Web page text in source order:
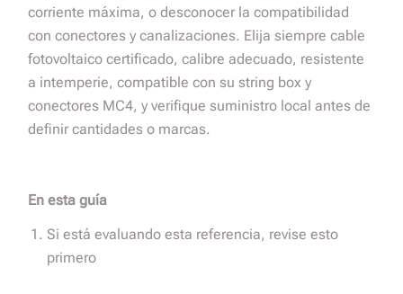
corriente máxima, o desconocer la compatibilidad
con conectores y canalizaciones. Elija siempre cable
fotovoltaico certificado, calibre adecuado, resistente
a intemperie, compatible con su string box y
conectores MC4, y verifique suministro local antes de
definir cantidades o marcas.
En esta guía
Si está evaluando esta referencia, revise esto
primero